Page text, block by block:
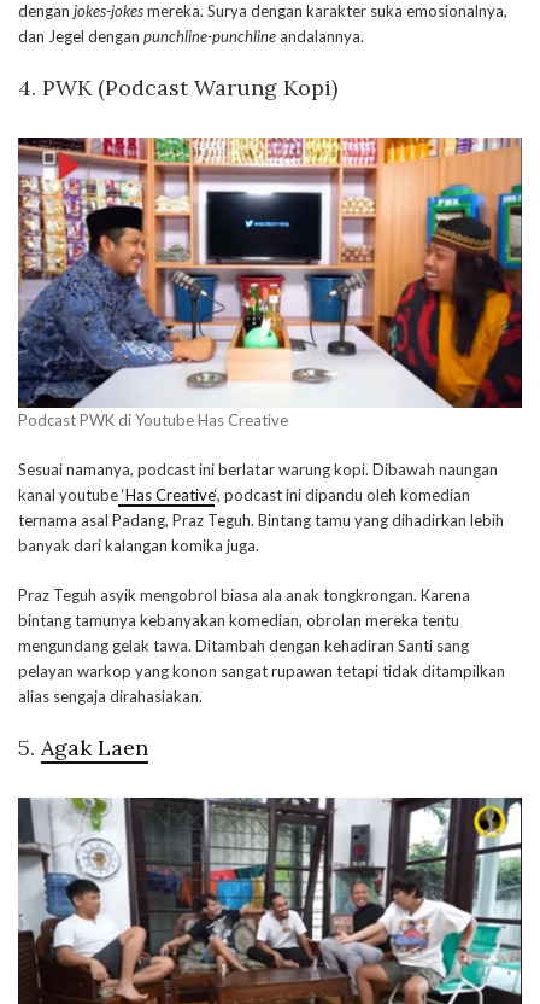
dengan jokes-jokesmereka. Surya dengan karakter suka emosionalnya,
dan Jegel dengan punchline-punchlineandalannya.
4. PWK (Podcast Warung Kopi)
Podcast PWK di Youtube Has Creative
Sesuai namanya, podcast ini berlatar warung kopi. Dibawah naungan
kanal youtube‘Has Creative‘, podcast ini dipandu oleh komedian
ternama asal Padang, Praz Teguh. Bintang tamu yang dihadirkan lebih
banyak dari kalangan komika juga.
Praz Teguh asyik mengobrol biasa ala anak tongkrongan. Karena
bintang tamunya kebanyakan komedian, obrolan mereka tentu
mengundang gelak tawa. Ditambah dengan kehadiran Santi sang
pelayan warkop yang konon sangat rupawan tetapi tidak ditampilkan
alias sengaja dirahasiakan.
5. Agak Laen